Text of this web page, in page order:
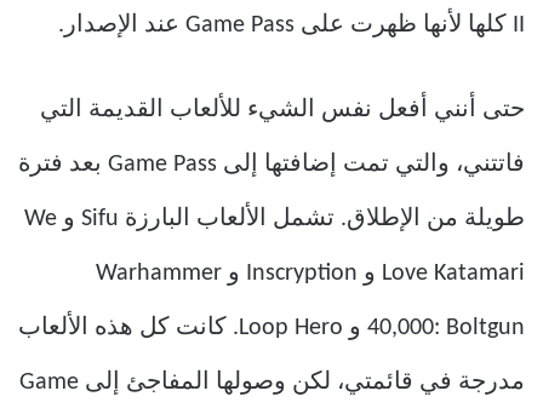
حتى أنني أفعل نفس الشيء للألعاب القديمة التي
فاتتني، والتي تمت إضافتها إلى Game Pass بعد فترة
طويلة من الإطلاق. تشمل الألعاب البارزة Sifu و We
Love Katamari و Inscryption و Warhammer
40,000: Boltgun و Loop Hero. كانت كل هذه الألعاب
مدرجة في قائمتي، لكن وصولها المفاجئ إلى Game